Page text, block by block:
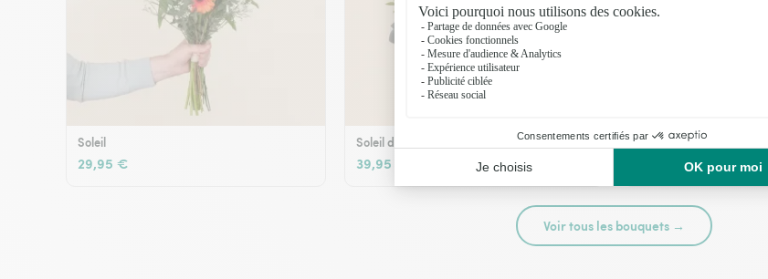
Soleil
29,95 €
Soleil d'été
39,95 €
Tutti frutti
44,95 €
Voir tous les bouquets →